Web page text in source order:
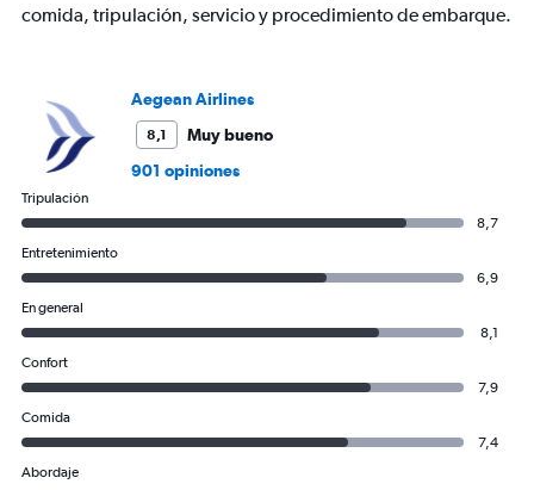
comida, tripulación, servicio y procedimiento de embarque.
Aegean Airlines
8,1
Muy bueno
901 opiniones
Tripulación
8,7
Entretenimiento
6,9
En general
8,1
Confort
7,9
Comida
7,4
Abordaje